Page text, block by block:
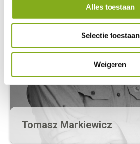
Alles toestaan
Selectie toestaan
Weigeren
Tomasz Markiewicz